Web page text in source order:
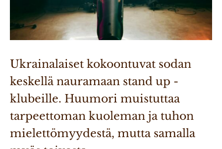
Ukrainalaiset kokoontuvat sodan
keskellä nauramaan stand up -
klubeille. Huumori muistuttaa
tarpeettoman kuoleman ja tuhon
mielettömyydestä, mutta samalla